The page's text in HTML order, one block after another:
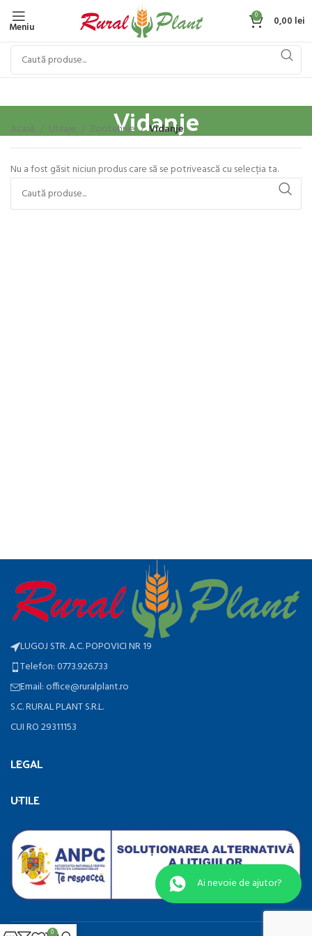
Meniu
0 0,00 lei
Vidanje
Acasă Utilaje Zootehnie Vidanje
Nu a fost găsit niciun produs care să se potrivească cu selecția ta.
LUGOJ STR. A.C. POPOVICI NR 19
Telefon: 0773.926.733
Email: office@ruralplant.ro
S.C. RURAL PLANT S.R.L.
CUI RO 29311153
LEGAL
UTILE
Ai nevoie de ajutor?
0